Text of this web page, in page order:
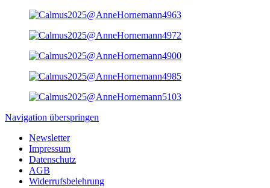
Navigation überspringen
Newsletter
Impressum
Datenschutz
AGB
Widerrufsbelehrung